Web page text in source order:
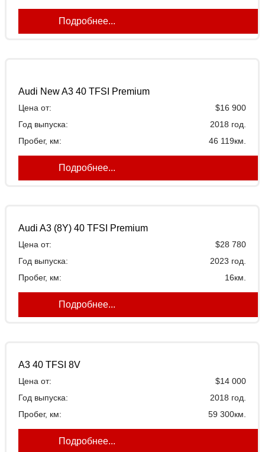
Подробнее...
Audi New A3 40 TFSI Premium
Цена от:
$16 900
Год выпуска:
2018 год.
Пробег, км:
46 119км.
Подробнее...
Audi A3 (8Y) 40 TFSI Premium
Цена от:
$28 780
Год выпуска:
2023 год.
Пробег, км:
16км.
Подробнее...
A3 40 TFSI 8V
Цена от:
$14 000
Год выпуска:
2018 год.
Пробег, км:
59 300км.
Подробнее...